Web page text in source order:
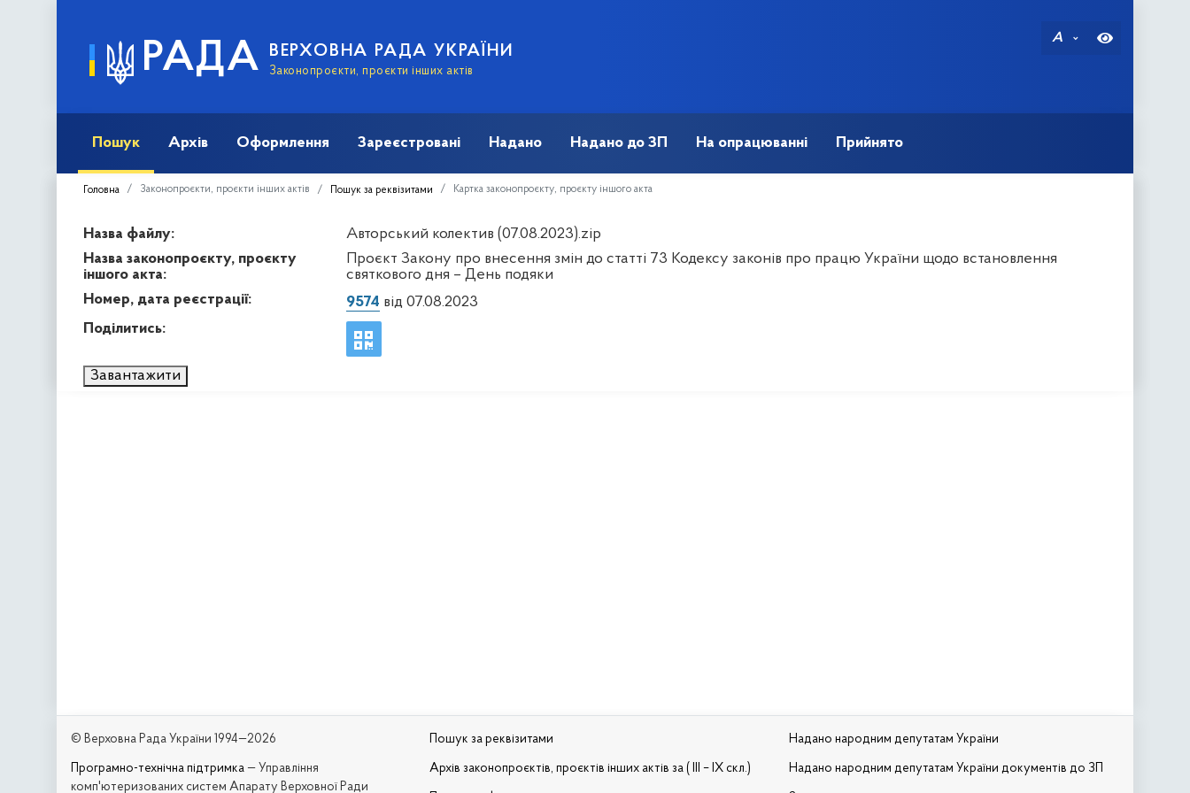
РАДА ВЕРХОВНА РАДА УКРАЇНИ
Законопроєкти, проєкти інших актів
A
Пошук Архів Оформлення Зареєстровані Надано Надано до ЗП На опрацюванні Прийнято
Головна Законопроєкти, проєкти інших актів Пошук за реквізитами Картка законопроєкту, проєкту іншого акта
Назва файлу:
Авторський колектив (07.08.2023).zip
Назва законопроєкту, проєкту
іншого акта:
Проєкт Закону про внесення змін до статті 73 Кодексу законів про працю України щодо встановлення
святкового дня – День подяки
Номер, дата реєстрації:
9574 від 07.08.2023
Поділитись:
Завантажити
© Верховна Рада України 1994—2026
Програмно-технічна підтримка — Управління
комп'ютеризованих систем Апарату Верховної Ради
Пошук за реквізитами
Архів законопроєктів, проєктів інших актів за ( III – IX скл.)
Надано народним депутатам України
Надано народним депутатам України документів до ЗП